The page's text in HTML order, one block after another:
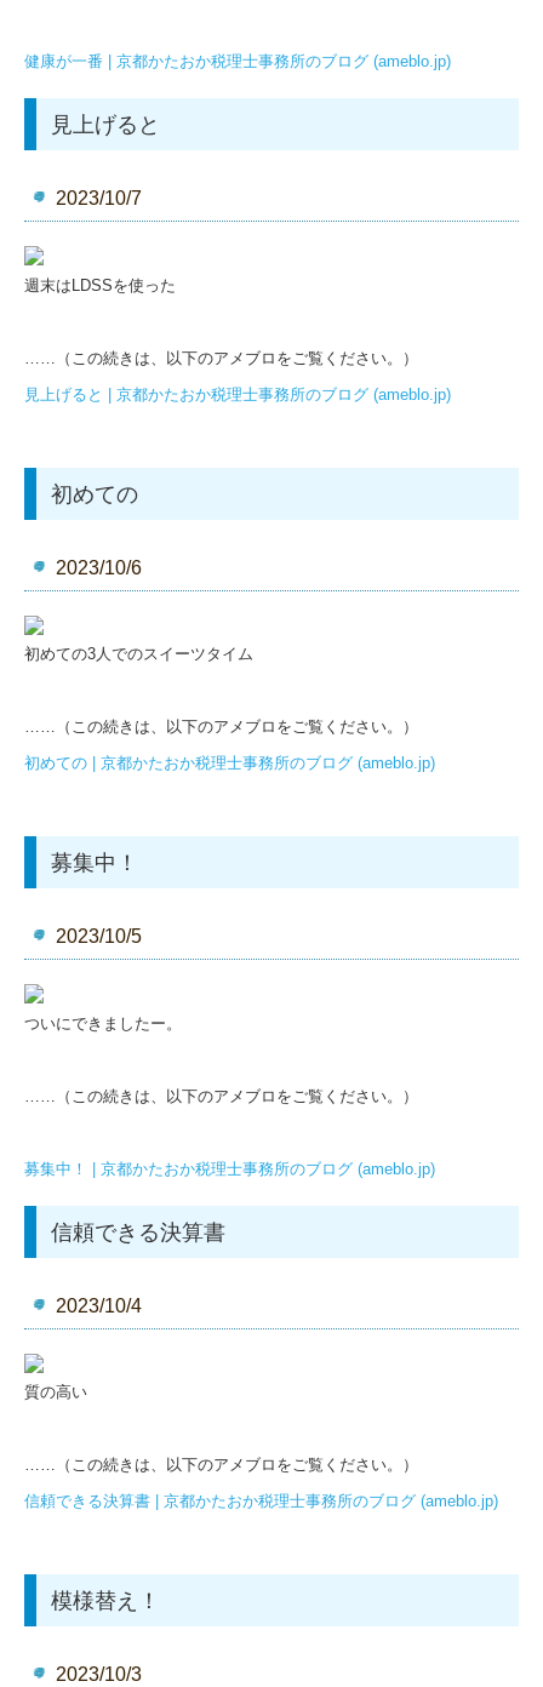
健康が一番 | 京都かたおか税理士事務所のブログ (ameblo.jp)
見上げると
2023/10/7
週末はLDSSを使った
……（この続きは、以下のアメブロをご覧ください。）
見上げると | 京都かたおか税理士事務所のブログ (ameblo.jp)
初めての
2023/10/6
初めての3人でのスイーツタイム
……（この続きは、以下のアメブロをご覧ください。）
初めての | 京都かたおか税理士事務所のブログ (ameblo.jp)
募集中！
2023/10/5
ついにできましたー。
……（この続きは、以下のアメブロをご覧ください。）
募集中！ | 京都かたおか税理士事務所のブログ (ameblo.jp)
信頼できる決算書
2023/10/4
質の高い
……（この続きは、以下のアメブロをご覧ください。）
信頼できる決算書 | 京都かたおか税理士事務所のブログ (ameblo.jp)
模様替え！
2023/10/3